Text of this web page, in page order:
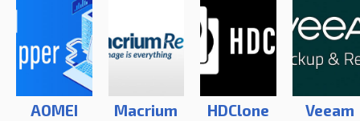
AOMEI
Macrium
HDClone
Veeam